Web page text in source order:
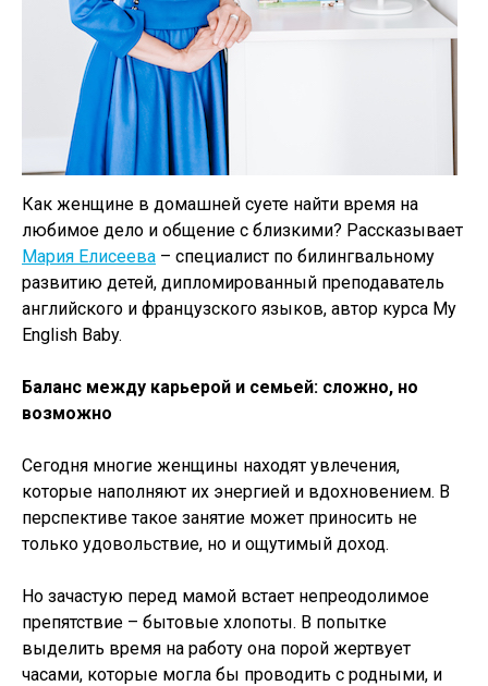
Как женщине в домашней суете найти время на
любимое дело и общение с близкими? Рассказывает
Мария Елисеева – специалист по билингвальному
развитию детей, дипломированный преподаватель
английского и французского языков, автор курса My
English Baby.
Баланс между карьерой и семьей: сложно, но
возможно
Сегодня многие женщины находят увлечения,
которые наполняют их энергией и вдохновением. В
перспективе такое занятие может приносить не
только удовольствие, но и ощутимый доход.
Но зачастую перед мамой встает непреодолимое
препятствие – бытовые хлопоты. В попытке
выделить время на работу она порой жертвует
часами, которые могла бы проводить с родными, и